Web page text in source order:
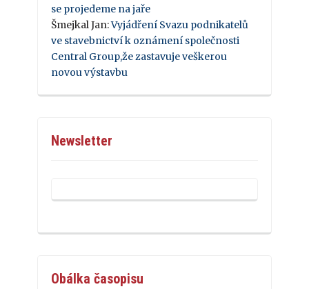
se projedeme na jaře
Šmejkal Jan:Vyjádření Svazu podnikatelů
ve stavebnictví k oznámení společnosti
Central Group,že zastavuje veškerou
novou výstavbu
Newsletter
Obálka časopisu